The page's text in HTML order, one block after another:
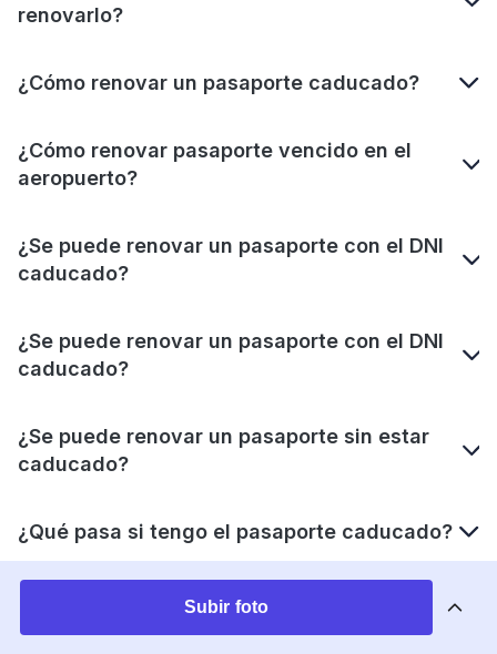
renovarlo?
¿Cómo renovar un pasaporte caducado?
¿Cómo renovar pasaporte vencido en el
aeropuerto?
¿Se puede renovar un pasaporte con el DNI
caducado?
¿Se puede renovar un pasaporte con el DNI
caducado?
¿Se puede renovar un pasaporte sin estar
caducado?
¿Qué pasa si tengo el pasaporte caducado?
¿Cuánto tiempo se puede estar con el
pasaporte caducado?
Subir foto